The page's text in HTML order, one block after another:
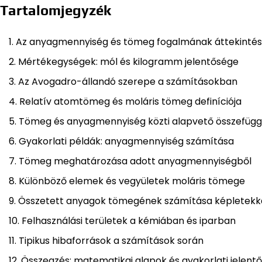
Tartalomjegyzék
Az anyagmennyiség és tömeg fogalmának
Mértékegységek: mól és kilogramm jelentősége
Az Avogadro-állandó szerepe a számításokban
Relatív atomtömeg és moláris tömeg definíciója
Tömeg és anyagmennyiség közti alapvető
Gyakorlati példák: anyagmennyiség számítása
Tömeg meghatározása adott anyagmennyiségből
Különböző elemek és vegyületek moláris tömege
Összetett anyagok tömegének számítása
Felhasználási területek a kémiában és iparban
Tipikus hibaforrások a számítások során